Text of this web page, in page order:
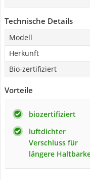
Technische Details
Modell
Herkunft
Bio-zertifiziert
Vorteile
biozertifiziert
luftdichter
Verschluss für
längere